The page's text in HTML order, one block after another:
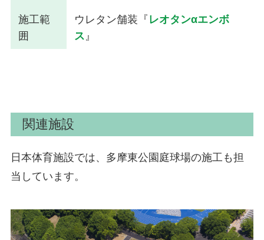
施工範
囲
ウレタン舗装『 レオタンαエンボ
ス』
関連施設
日本体育施設では、多摩東公園庭球場の施工も担
当しています。